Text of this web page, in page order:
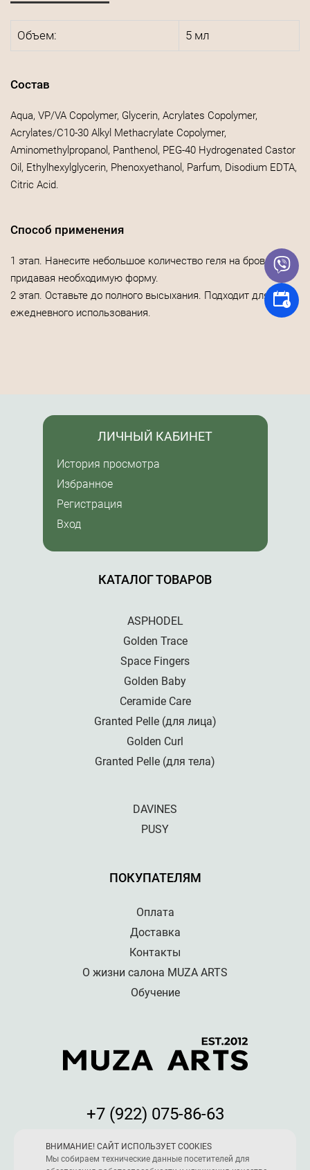
Объем: 5 мл
Состав
Aqua, VP/VA Copolymer, Glycerin, Acrylates Copolymer,
Acrylates/C10-30 Alkyl Methacrylate Copolymer,
Aminomethylpropanol, Panthenol, PEG-40 Hydrogenated Castor
Oil, Ethylhexylglycerin, Phenoxyethanol, Parfum, Disodium EDTA,
Citric Acid.
Способ применения
1 этап. Нанесите небольшое количество геля на брови,
придавая необходимую форму.
2 этап. Оставьте до полного высыхания. Подходит для
ежедневного использования.
КАТАЛОГ ТОВАРОВ
ASPHODEL
Golden Trace
Space Fingers
Golden Baby
Ceramide Care
Granted Pelle (для лица)
Golden Curl
Granted Pelle (для тела)
DAVINES
PUSY
ПОКУПАТЕЛЯМ
Оплата
Доставка
Контакты
О жизни салона MUZA ARTS
Обучение
ЛИЧНЫЙ КАБИНЕТ
История просмотра
Избранное
Регистрация
Вход
+7 (922) 075-86-63
Мы принимаем к оплате:
ВНИМАНИЕ! САЙТ ИСПОЛЬЗУЕТ COOKIES
Мы собираем технические данные посетителей для